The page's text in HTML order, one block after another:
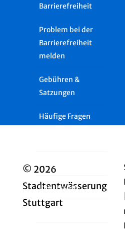
Barrierefreiheit
Problem bei der
Barrierefreiheit
melden
Gebühren &
Satzungen
Häufige Fragen
Glossar
Impressum
Datenschutz
© 2026
Stadtentwässerung
Stuttgart